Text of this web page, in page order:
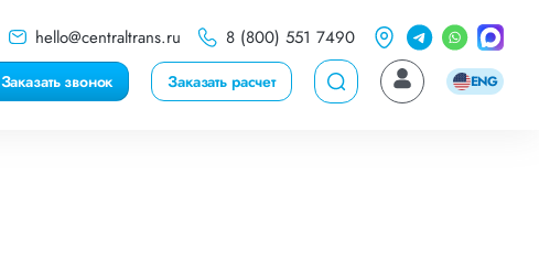
hello@centraltrans.ru 8 (800) 551 7490
Заказать звонок Заказать расчет ENG